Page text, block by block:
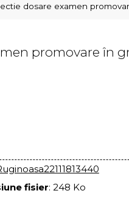
dosare examen
promovare în
fisier: 248 Ko